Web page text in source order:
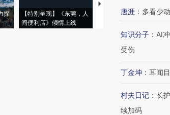
探
【特别呈现】《东莞，人
间便利店》倾情上线
【推广】走进第四届链博
会，让数智科技“链”接产
唐涯 ： 多看少动
知识分子 ： AI
受伤
丁金坤 ： 耳闻
村夫日记 ： 长
续加码